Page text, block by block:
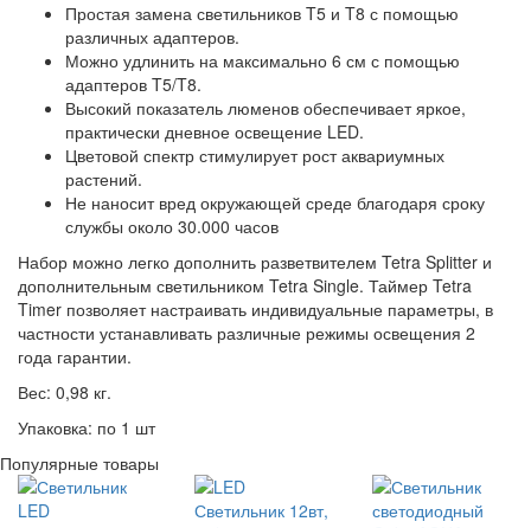
Простая замена светильников T5 и T8 с помощью
различных адаптеров.
Можно удлинить на максимально 6 см с помощью
адаптеров T5/T8.
Высокий показатель люменов обеспечивает яркое,
практически дневное освещение LED.
Цветовой спектр стимулирует рост аквариумных
растений.
Не наносит вред окружающей среде благодаря сроку
службы около 30.000 часов
Набор можно легко дополнить разветвителем Tetra Splitter и
дополнительным светильником Tetra Single. Таймер Tetra
Timer позволяет настраивать индивидуальные параметры, в
частности устанавливать различные режимы освещения 2
года гарантии.
Вес: 0,98 кг.
Упаковка: по 1 шт
Популярные товары